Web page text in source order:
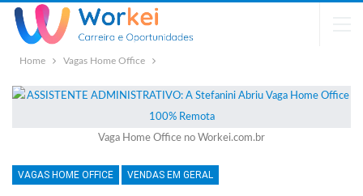
Home Vagas Home Office
Vaga Home Office no Workei.com.br
VAGAS HOME OFFICE VENDAS EM GERAL